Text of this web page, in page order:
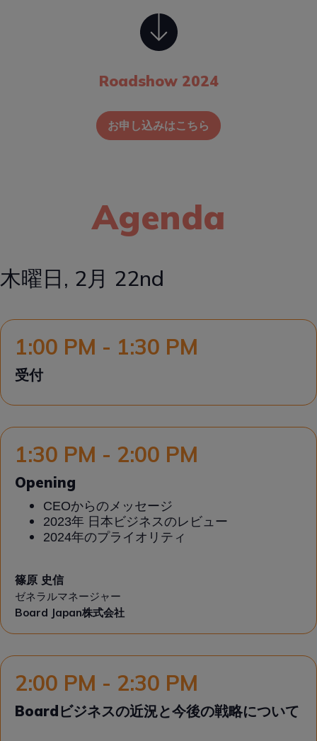
Roadshow 2024
お申し込みはこちら
Agenda
木曜日, 2月 22nd
1:00 PM - 1:30 PM
受付
1:30 PM - 2:00 PM
Opening
CEOからのメッセージ
2023年 日本ビジネスのレビュー
2024年のプライオリティ
篠原 史信
ゼネラルマネージャー
Board Japan株式会社
2:00 PM - 2:30 PM
Boardビジネスの近況と今後の戦略について